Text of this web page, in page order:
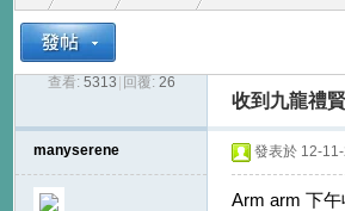
› ›
查看: 5313 回覆: 26
收到九龍禮
manyserene 發表於 12-
Arm arm 下